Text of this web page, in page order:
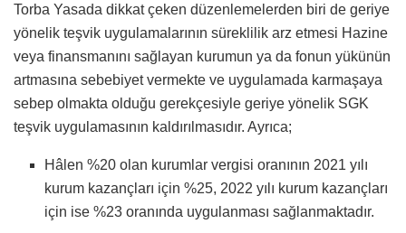
Torba Yasada dikkat çeken düzenlemelerden biri de geriye
yönelik teşvik uygulamalarının süreklilik arz etmesi Hazine
veya finansmanını sağlayan kurumun ya da fonun yükünün
artmasına sebebiyet vermekte ve uygulamada karmaşaya
sebep olmakta olduğu gerekçesiyle geriye yönelik SGK
teşvik uygulamasının kaldırılmasıdır. Ayrıca;
Hâlen %20 olan kurumlar vergisi oranının 2021 yılı
kurum kazançları için %25, 2022 yılı kurum kazançları
için ise %23 oranında uygulanması sağlanmaktadır.